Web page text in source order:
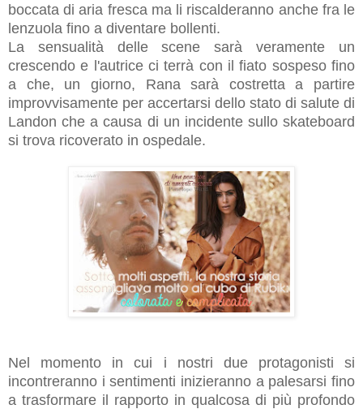
boccata di aria fresca ma li riscalderanno anche fra le
lenzuola fino a diventare bollenti.
La sensualità delle scene sarà veramente un
crescendo e l'autrice ci terrà con il fiato sospeso fino
a che, un giorno, Rana sarà costretta a partire
improvvisamente per accertarsi dello stato di salute di
Landon che a causa di un incidente sullo skateboard
si trova ricoverato in ospedale.
Nel momento in cui i nostri due protagonisti si
incontreranno i sentimenti inizieranno a palesarsi fino
a trasformare il rapporto in qualcosa di più profondo